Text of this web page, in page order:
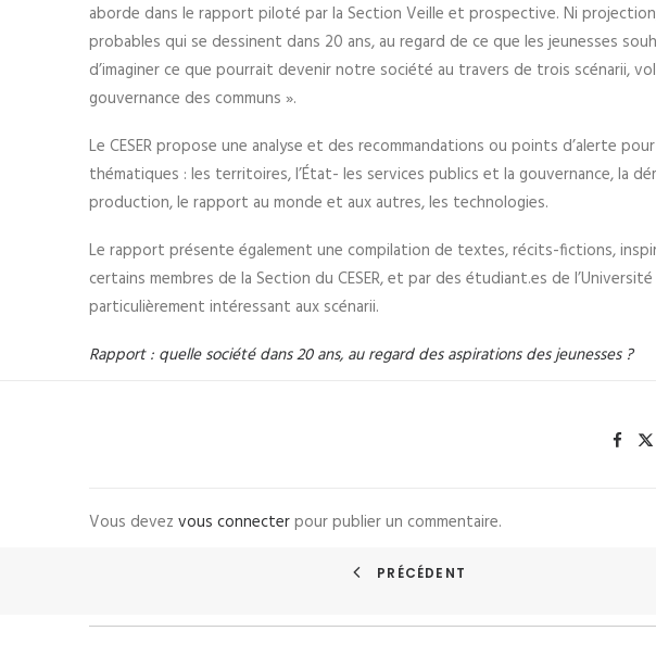
aborde dans le rapport piloté par la Section Veille et prospective. Ni
probables qui se dessinent dans 20 ans, au regard de ce que les jeunesses
d’imaginer ce que pourrait devenir notre société au travers de trois scénarii,
gouvernance des communs ».
Le CESER propose une analyse et des recommandations ou points d’alerte
thématiques : les territoires, l’État- les services publics et la gouvernance, la
production, le rapport au monde et aux autres, les technologies.
Le rapport présente également une compilation de textes, récits-fictions,
certains membres de la Section du CESER, et par des étudiant.es de
particulièrement intéressant aux scénarii.
Rapport : quelle société dans 20 ans, au regard des aspirations des jeunesses ?
Vous devez vous connecterpour publier un commentaire.
PRÉCÉDENT